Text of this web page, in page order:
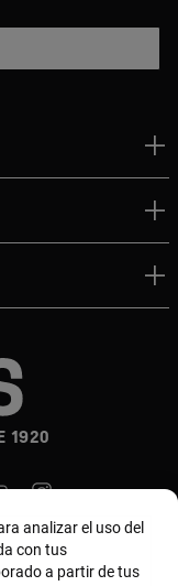
1920
analizar el uso del
con tus
a partir de tus